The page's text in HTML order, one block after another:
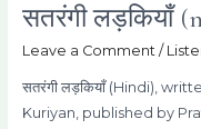
सतरंगी लड़कियाँ
Leave a Comment /
सतरंगी लड़कियाँ (Hindi),
Kuriyan, published by
सतरंगी
by
Ruchi